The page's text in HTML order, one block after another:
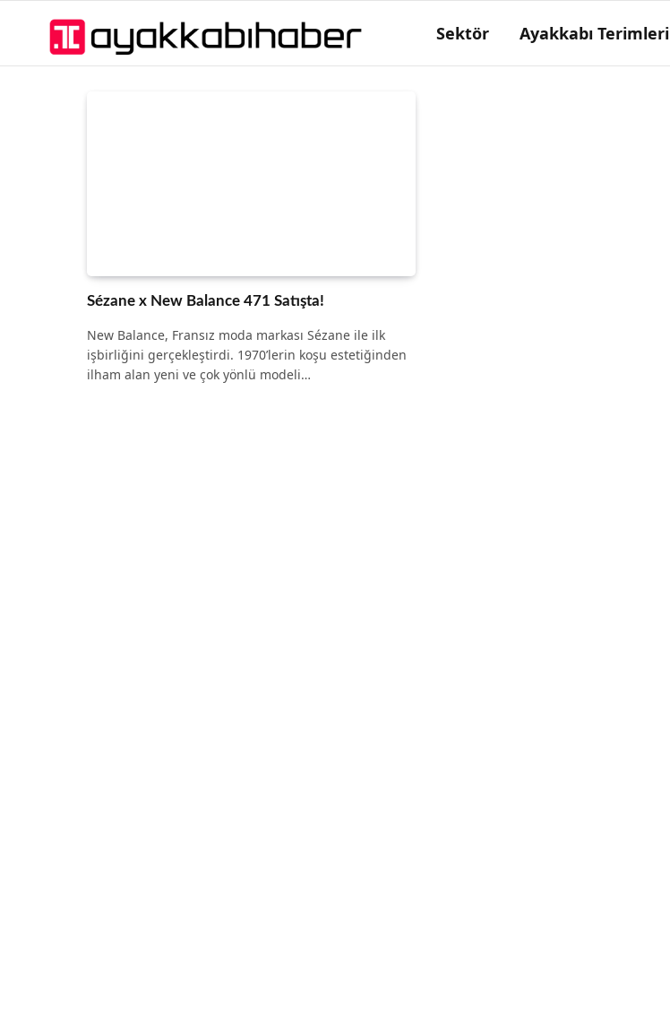
Sektör Ayakkabı Terimleri
Sézane x New Balance 471 Satışta!
New Balance, Fransız moda markası Sézane ile ilk
işbirliğini gerçekleştirdi. 1970’lerin koşu estetiğinden
ilham alan yeni ve çok yönlü modeli…